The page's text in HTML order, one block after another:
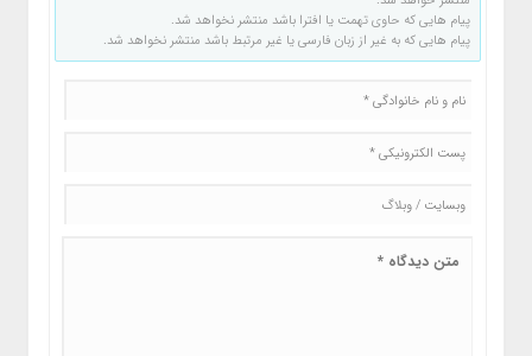
پیام هایی که حاوی تهمت یا افترا باشد منتشر نخواهد شد.
پیام هایی که به غیر از زبان فارسی یا غیر مرتبط باشد منتشر نخواهد شد.